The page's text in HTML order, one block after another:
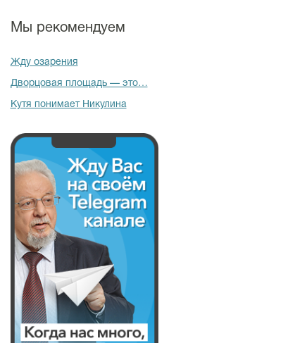
Мы рекомендуем
Жду озарения
Дворцовая площадь — это…
Кутя понимает Никулина